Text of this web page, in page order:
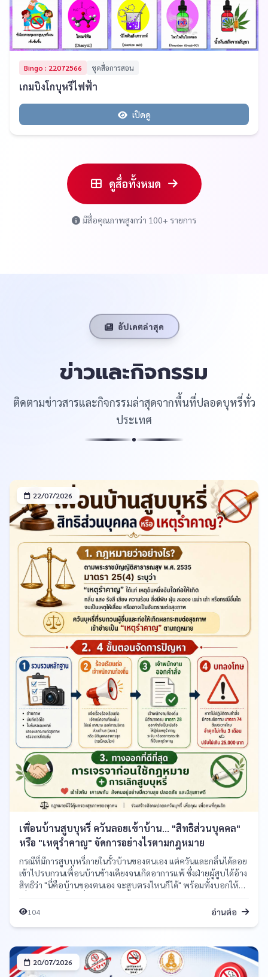
Bingo : 22072566 ชุดสื่อการสอน
เกมบิงโกบุหรี่ไฟฟ้า
เปิดดู
ดูสื่อทั้งหมด
มีสื่อคุณภาพสูงกว่า 100+ รายการ
อัปเดตล่าสุด
ข่าวและกิจกรรม
ติดตามข่าวสารและกิจกรรมล่าสุดจากพื้นที่ปลอดบุหรี่ทั่ว
ประเทศ
22/07/2026
เพื่อนบ้านสูบบุหรี่ ควันลอยเข้าบ้าน... "สิทธิส่วนบุคคล"
หรือ "เหตุรำคาญ" จัดการอย่างไรตามกฎหมาย
กรณีที่มีการสูบบุหรี่ภายในรั้วบ้านของตนเอง แต่ควันและกลิ่นได้ลอย
เข้าไปรบกวนเพื่อนบ้านข้างเคียงจนเกิดอาการแพ้ ซึ่งฝ่ายผู้สูบได้อ้าง
สิทธิว่า "นี่คือบ้านของตนเอง จะสูบตรงไหนก็ได้" พร้อมทั้งบอกให้
104 อ่านต่อ
20/07/2026